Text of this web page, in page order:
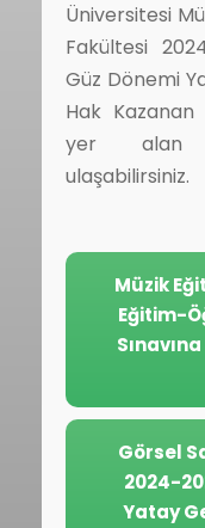
Üniversitesi
Fakültesi
Güz Dönemi
Hak Kazanan
yer alan
ulaşabilirsiniz.
Müzik
Eğitim-
Görsel
2024-
Yatay